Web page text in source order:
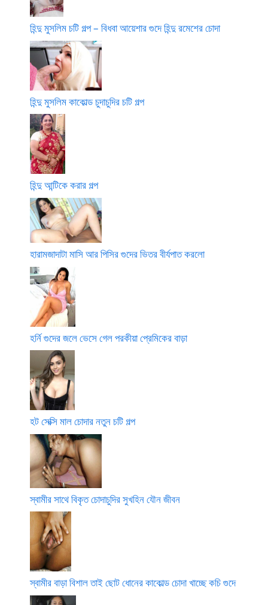
হিন্দু মুসলিম চটি গল্প – বিধবা আয়েশার গুদে হিন্দু রমেশের চোদা
হিন্দু মুসলিম কাকোল্ড চুদাচুদির চটি গল্প
হিন্দু আন্টিকে করার গল্প
হারামজাদাটা মাসি আর পিসির গুদের ভিতর বীর্যপাত করলো
হর্নি গুদের জলে ভেসে গেল পরকীয়া প্রেমিকের বাড়া
হট সেক্সি মাল চোদার নতুন চটি গল্প
স্বামীর সাথে বিকৃত চোদাচুদির সুখহিন যৌন জীবন
স্বামীর বাড়া বিশাল তাই ছোট ধোনের কাকোল্ড চোদা খাচ্ছে কচি গুদে